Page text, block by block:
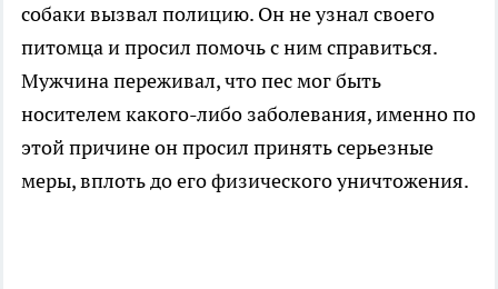
собаки вызвал полицию. Он не узнал своего
питомца и просил помочь с ним справиться.
Мужчина переживал, что пес мог быть
носителем какого-либо заболевания, именно по
этой причине он просил принять серьезные
меры, вплоть до его физического уничтожения.